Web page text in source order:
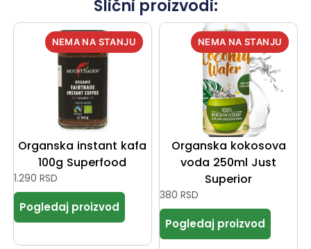
Slični proizvodi:
Organska instant kafa
100g Superfood
1.290 RSD
Organska kokosova
voda 250ml Just
Superior
380 RSD